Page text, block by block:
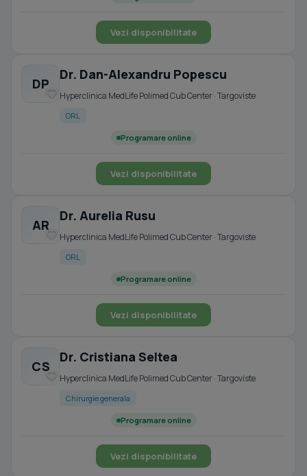
Vezi disponibilitate
DP
Dr. Dan-Alexandru Popescu
Hyperclinica MedLife Polimed Cub Center · Targoviste
ORL
Programare online
Vezi disponibilitate
AR
Dr. Aurelia Rusu
Hyperclinica MedLife Polimed Cub Center · Targoviste
ORL
Programare online
Vezi disponibilitate
CS
Dr. Cristiana Seltea
Hyperclinica MedLife Polimed Cub Center · Targoviste
Chirurgie generala
Programare online
Vezi disponibilitate